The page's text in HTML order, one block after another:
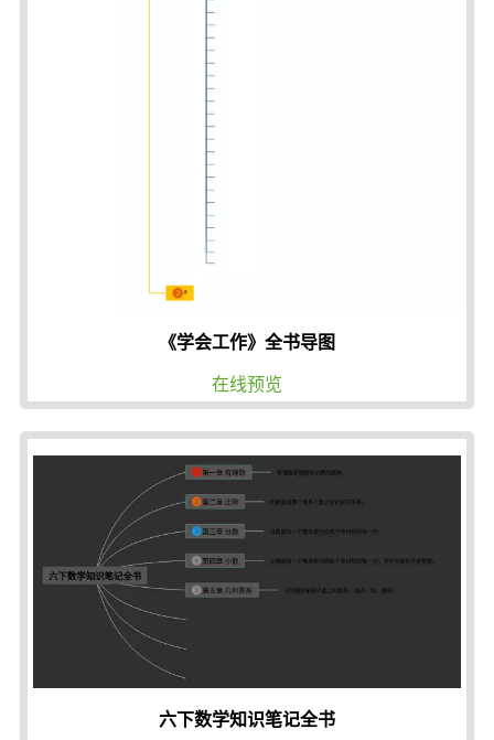
《学会工作》全书导图
在线预览
六下数学知识笔记全书